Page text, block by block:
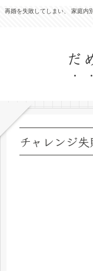
再婚を失敗してしまい、 家庭内
だ
チャレンジ